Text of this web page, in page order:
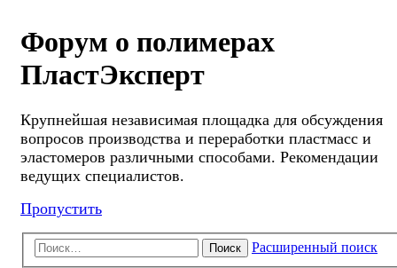
Форум о полимерах
ПластЭксперт
Крупнейшая независимая площадка для обсуждения
вопросов производства и переработки пластмасс и
эластомеров различными способами. Рекомендации
ведущих специалистов.
Пропустить
Поиск Расширенный поиск